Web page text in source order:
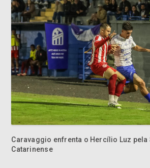
Caravaggio enfrenta o Hercílio Luz pela
Catarinense